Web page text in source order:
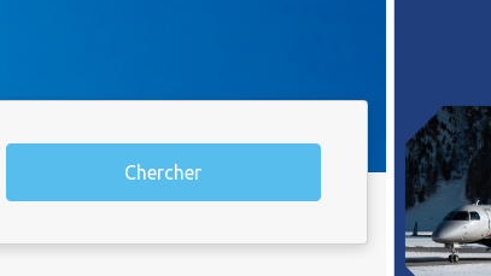
Chercher